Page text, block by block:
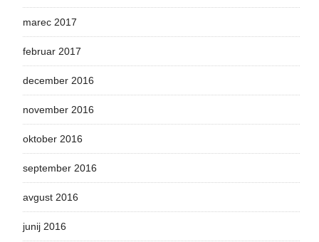
marec 2017
februar 2017
december 2016
november 2016
oktober 2016
september 2016
avgust 2016
junij 2016